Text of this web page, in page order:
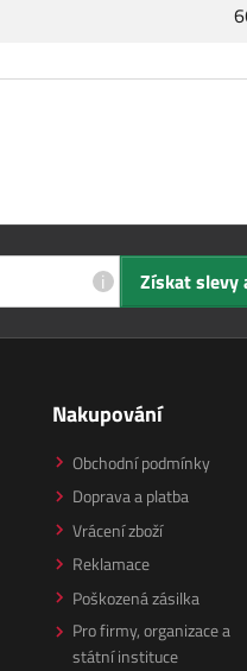
i Získat slevy
Nakupování
Obchodní podmínky
Doprava a platba
Vrácení zboží
Reklamace
Poškozená zásilka
Pro firmy, organizace a
státní instituce